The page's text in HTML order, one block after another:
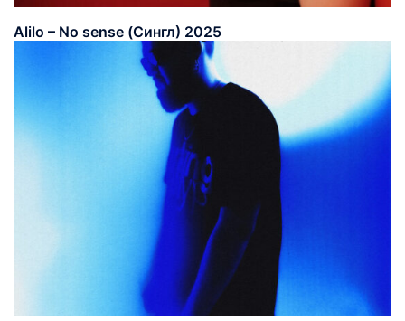
Alilo – No sense (Сингл) 2025